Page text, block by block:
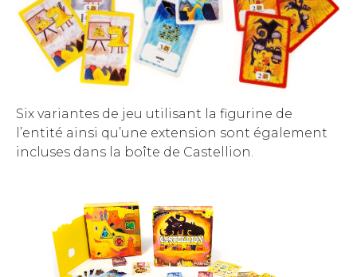
Six variantes de jeu utilisant la figurine de
l’entité ainsi qu’une extension sont également
incluses dans la boîte de Castellion.